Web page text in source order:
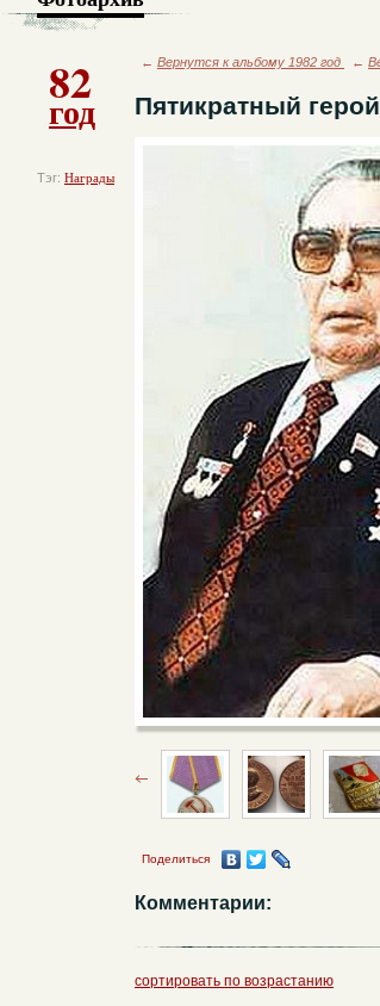
82
год
Тэг: Награды
← Вернутся к альбому 1982 год ←
Пятикратный
Поделиться
Комментарии:
сортировать по возрастанию